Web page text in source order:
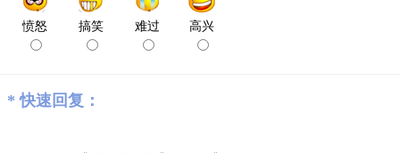
愤怒 搞笑 难过 高兴
* 快速回复：